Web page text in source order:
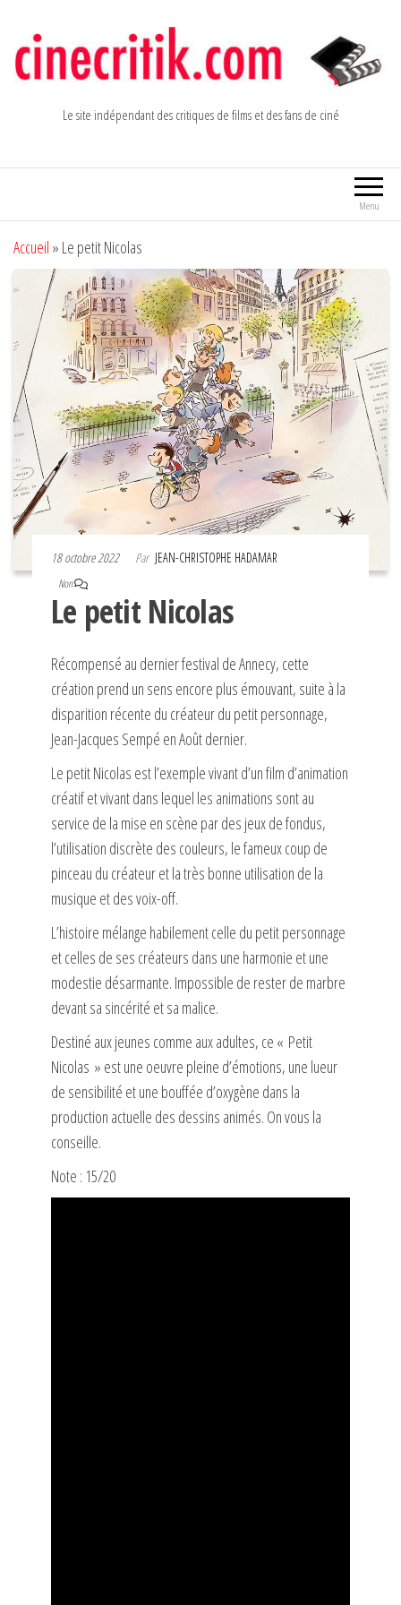
contenu
Le site indépendant des critiques de films et des fans de ciné
Menu
Accueil » Le petit Nicolas
18 octobre 2022 Par JEAN-CHRISTOPHE HADAMAR
Non
Le petit Nicolas
Récompensé au dernier festival de Annecy, cette
création prend un sens encore plus émouvant, suite à la
disparition récente du créateur du petit personnage,
Jean-Jacques Sempé en Août dernier.
Le petit Nicolas est l’exemple vivant d’un film d’animation
créatif et vivant dans lequel les animations sont au
service de la mise en scène par des jeux de fondus,
l’utilisation discrète des couleurs, le fameux coup de
pinceau du créateur et la très bonne utilisation de la
musique et des voix-off.
L’histoire mélange habilement celle du petit personnage
et celles de ses créateurs dans une harmonie et une
modestie désarmante. Impossible de rester de marbre
devant sa sincérité et sa malice.
Destiné aux jeunes comme aux adultes, ce « Petit
Nicolas » est une oeuvre pleine d’émotions, une lueur
de sensibilité et une bouffée d’oxygène dans la
production actuelle des dessins animés. On vous la
conseille.
Note : 15/20